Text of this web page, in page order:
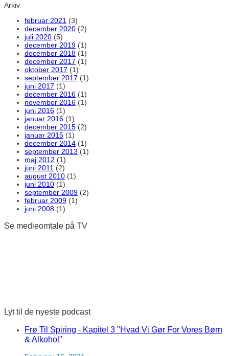
Arkiv
februar 2021 (3)
december 2020 (2)
juli 2020 (5)
december 2019 (1)
december 2018 (1)
december 2017 (1)
oktober 2017 (1)
september 2017 (1)
juni 2017 (1)
december 2016 (1)
november 2016 (1)
juni 2016 (1)
januar 2016 (1)
december 2015 (2)
januar 2015 (1)
december 2014 (1)
september 2013 (1)
maj 2012 (1)
juni 2011 (2)
august 2010 (1)
juni 2010 (1)
september 2009 (2)
februar 2009 (1)
juni 2008 (1)
Se medieomtale på TV
Lyt til de nyeste podcast
Frø Til Spiring - Kapitel 3 "Hvad Vi Gør For Vores Børn
& Alkohol"